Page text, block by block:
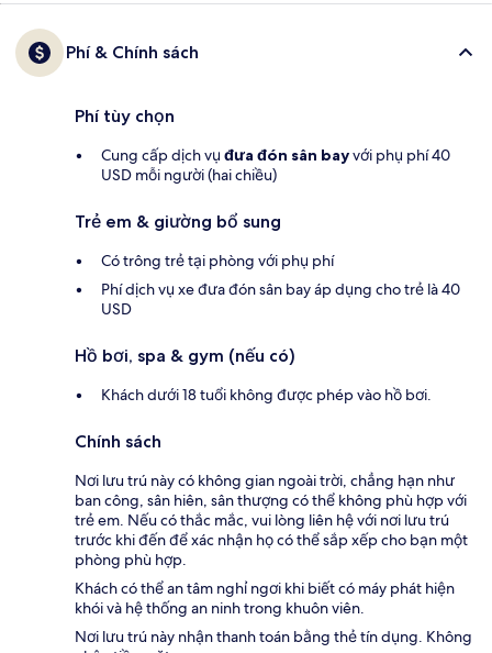
Phí & Chính sách
Phí tùy chọn
Cung cấp dịch vụ đưa đón sân bayvới phụ phí 40
USD mỗi người (hai chiều)
Trẻ em & giường bổ sung
Có trông trẻ tại phòng với phụ phí
Phí dịch vụ xe đưa đón sân bay áp dụng cho trẻ là 40
USD
Hồ bơi, spa & gym (nếu có)
Khách dưới 18 tuổi không được phép vào hồ bơi.
Chính sách
Nơi lưu trú này có không gian ngoài trời, chẳng hạn như
ban công, sân hiên, sân thượng có thể không phù hợp với
trẻ em. Nếu có thắc mắc, vui lòng liên hệ với nơi lưu trú
trước khi đến để xác nhận họ có thể sắp xếp cho bạn một
phòng phù hợp.
Khách có thể an tâm nghỉ ngơi khi biết có máy phát hiện
khói và hệ thống an ninh trong khuôn viên.
Nơi lưu trú này nhận thanh toán bằng thẻ tín dụng. Không